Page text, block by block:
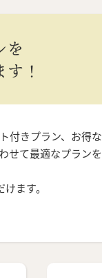
を
！
付きプラン、お得
せて最適なプラン
ます。